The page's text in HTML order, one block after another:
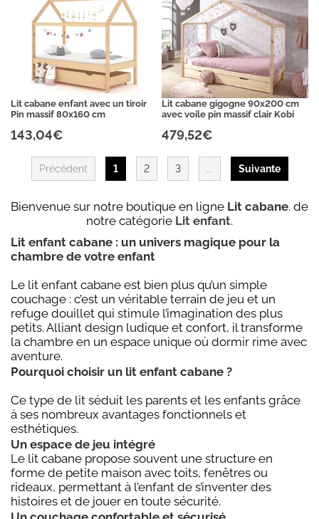
Lit cabane enfant avec un tiroir
Pin massif 80x160 cm
143,04€
Lit cabane gigogne 90x200 cm
avec voile pin massif clair Kobi
479,52€
Précédent 1 2 3 ... Suivante
Bienvenue sur notre boutique en ligne Lit cabane. de
notre catégorie Lit enfant.
Lit enfant cabane : un univers magique pour la
chambre de votre enfant
Le lit enfant cabane est bien plus qu’un simple
couchage : c’est un véritable terrain de jeu et un
refuge douillet qui stimule l’imagination des plus
petits. Alliant design ludique et confort, il transforme
la chambre en un espace unique où dormir rime avec
aventure.
Pourquoi choisir un lit enfant cabane ?
Ce type de lit séduit les parents et les enfants grâce
à ses nombreux avantages fonctionnels et
esthétiques.
Un espace de jeu intégré
Le lit cabane propose souvent une structure en
forme de petite maison avec toits, fenêtres ou
rideaux, permettant à l’enfant de s’inventer des
histoires et de jouer en toute sécurité.